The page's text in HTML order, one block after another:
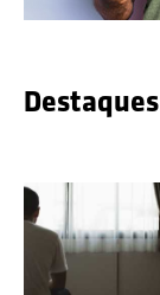
Destaques